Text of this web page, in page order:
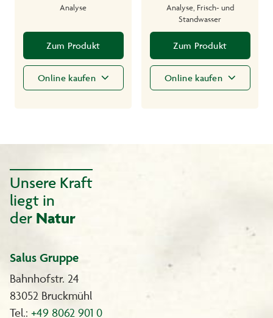
Analyse
Zum Produkt
Online kaufen
Analyse, Frisch- und
Standwasser
Zum Produkt
Online kaufen
Unsere Kraft
liegt in
der Natur
Salus Gruppe
Bahnhofstr. 24
83052 Bruckmühl
Tel.: +49 8062 901 0